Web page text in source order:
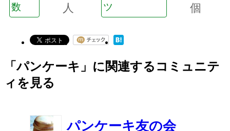
数
人
ツ
個
「パンケーキ」に関連するコミュニテ
ィを見る
パンケーキ友の会